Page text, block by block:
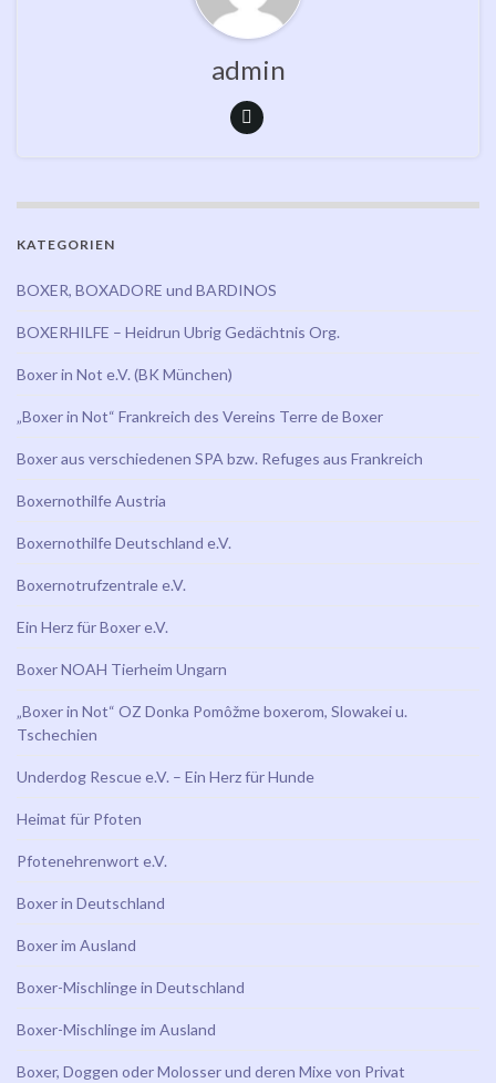
admin
KATEGORIEN
BOXER, BOXADORE und BARDINOS
BOXERHILFE – Heidrun Ubrig Gedächtnis Org.
Boxer in Not e.V. (BK München)
„Boxer in Not“ Frankreich des Vereins Terre de Boxer
Boxer aus verschiedenen SPA bzw. Refuges aus Frankreich
Boxernothilfe Austria
Boxernothilfe Deutschland e.V.
Boxernotrufzentrale e.V.
Ein Herz für Boxer e.V.
Boxer NOAH Tierheim Ungarn
„Boxer in Not“ OZ Donka Pomôžme boxerom, Slowakei u.
Tschechien
Underdog Rescue e.V. – Ein Herz für Hunde
Heimat für Pfoten
Pfotenehrenwort e.V.
Boxer in Deutschland
Boxer im Ausland
Boxer-Mischlinge in Deutschland
Boxer-Mischlinge im Ausland
Boxer, Doggen oder Molosser und deren Mixe von Privat